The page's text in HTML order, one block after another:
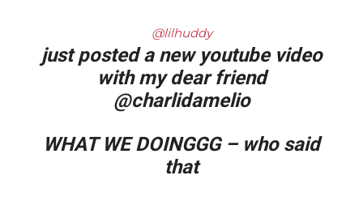
@lilhuddy
just posted a new youtube video
with my dear friend
@charlidamelio
WHAT WE DOINGGG – who said
that